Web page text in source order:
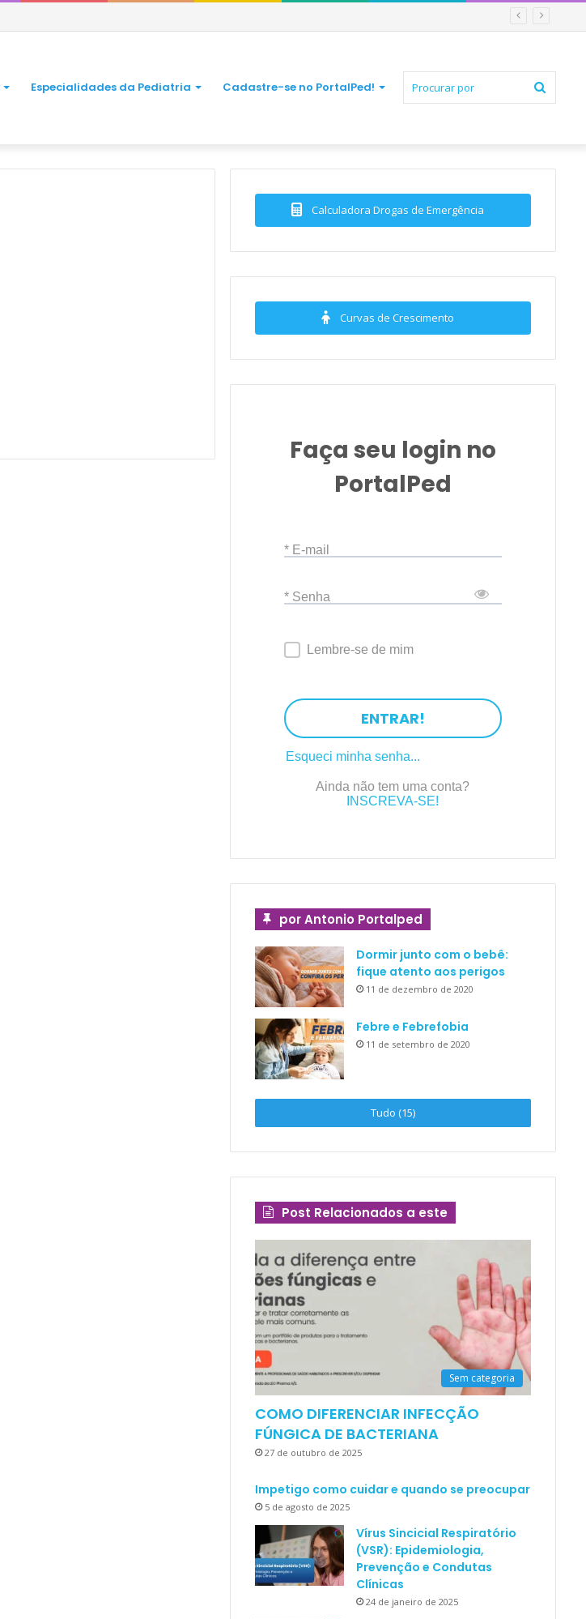
Especialidades da Pediatria Cadastre-se no PortalPed!
Calculadora Drogas de Emergência
Curvas de Crescimento
Faça seu login no
PortalPed
* E-mail
* Senha
Lembre-se de mim
ENTRAR!
Esqueci minha senha...
Ainda não tem uma conta?
INSCREVA-SE!
por Antonio Portalped
Dormir junto com o bebê:
fique atento aos perigos
11 de dezembro de 2020
Febre e Febrefobia
11 de setembro de 2020
Tudo (15)
Post Relacionados a este
Sem categoria
COMO DIFERENCIAR INFECÇÃO
FÚNGICA DE BACTERIANA
27 de outubro de 2025
Impetigo como cuidar e quando se preocupar
5 de agosto de 2025
Vírus Sincicial Respiratório
(VSR): Epidemiologia,
Prevenção e Condutas
Clínicas
24 de janeiro de 2025